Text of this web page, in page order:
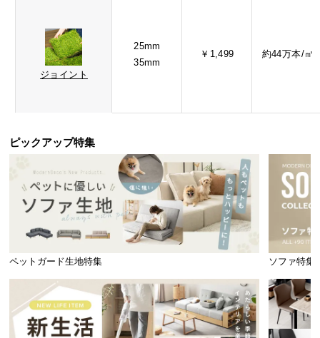
ジョイント
25mm
35mm
￥1,499 約44万本/㎡
ピックアップ特集
ペットガード生地特集 ソファ特集